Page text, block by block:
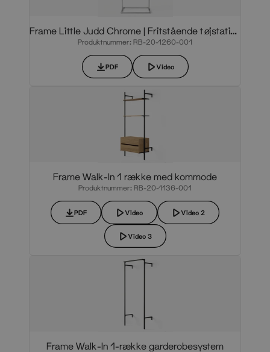
Frame Little Judd Chrome | Fritstående tøjstativ til små rum
Produktnummer: RB-20-1260-001
PDF Video
Frame Walk-In 1 række med kommode
Produktnummer: RB-20-1136-001
PDF Video Video 2
Video 3
Frame Walk-In 1-række garderobesystem